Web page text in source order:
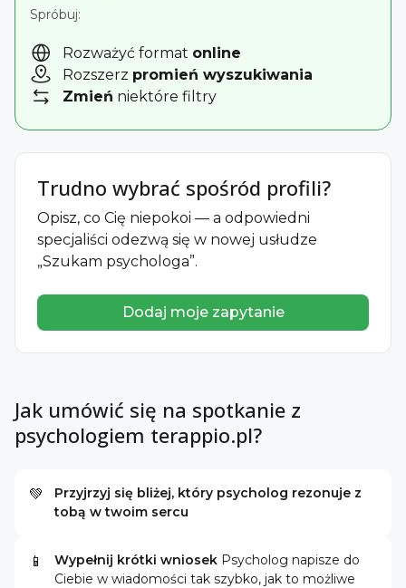
Trudno wybrać spośród profili?
Opisz, co Cię niepokoi — a odpowiedni
specjaliści odezwą się w nowej usłudze
„Szukam psychologa”.
Dodaj moje zapytanie
Spróbuj:
Rozważyć format online
Rozszerz promień wyszukiwania
Zmień niektóre filtry
Jak umówić się na spotkanie z
psychologiem terappio.pl?
💚
Przyjrzyj się bliżej, który psycholog rezonuje z
tobą w twoim sercu
📱 Wypełnij krótki wniosek Psycholog napisze do
Ciebie w wiadomości tak szybko, jak to możliwe